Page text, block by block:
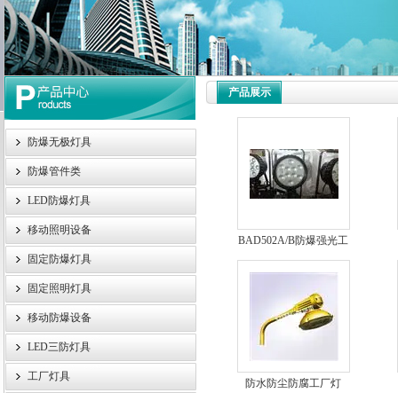
浙江旗本电气有限公司
防爆无极灯具
防爆管件类
LED防爆灯具
移动照明设备
固定防爆灯具
固定照明灯具
移动防爆设备
LED三防灯具
工厂灯具
产品展示
BAD502A/B防爆强光工
作灯
防水防尘防腐工厂灯